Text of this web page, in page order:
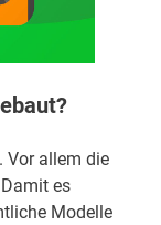
Vor allem die
es
Modelle